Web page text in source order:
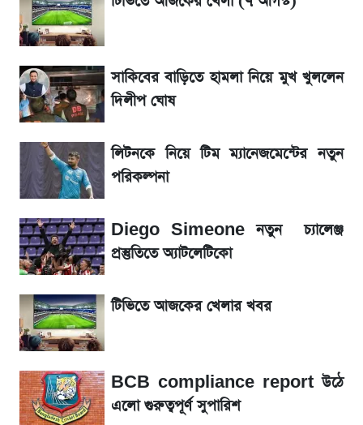
জেনে নিন আজকের সোনা ও রুপার সর্বশেষ দাম
আগামীকালই স্পষ্ট হবে এসএসসি ফল প্রকাশের
তারিখ
তাপমাত্রা নিয়ে নতুন পূর্বাভাস দিল আবহাওয়া অফিস
৬ আগস্ট দেশের বাজারে স্বর্ণের দাম
রবির বড় সাফল্য! আয় কম বাড়লেও রেকর্ড মুনাফা ও
গ্রাহক বৃদ্ধি
শেয়ার বিজকে লিগ্যাল নোটিশ পাঠাল রবি, শুরু নতুন
বিতর্ক
সৌদিতে বাংলাদেশিদের আকামা নবায়নে বদলে গেল
নিয়ম
সাকিবের বাড়িতে হামলা নিয়ে মুখ খুললেন
দিলীপ ঘোষ
লিটনকে নিয়ে টিম ম্যানেজমেন্টের নতুন
পরিকল্পনা
Diego Simeone নতুন চ্যালেঞ্জ
প্রস্তুতিতে অ্যাটলেটিকো
টিভিতে আজকের খেলার খবর
BCB compliance report উঠে
এলো গুরুত্বপূর্ণ সুপারিশ